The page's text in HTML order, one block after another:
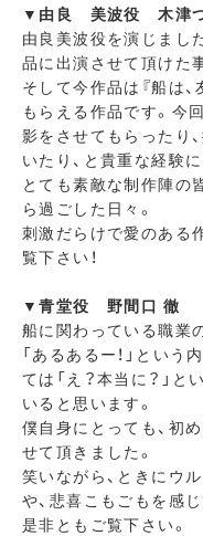
▼由良 美波役 木津
由良美波役を演じまし
品に出演させて頂けた
そして今作品は『船は
もらえる作品です。今
影をさせてもらったり
いたり、と貴重な経験
とても素敵な制作陣の
ら過ごした日々。
刺激だらけで愛のある
覧下さい！
▼青堂役 野間口 徹
船に関わっている職業
「あるあるー！」とい
ては「え？本当に？」
いると思います。
僕自身にとっても、初
せて頂きました。
笑いながら、ときにウ
や、悲喜こもごもを感
是非ともご覧下さい。